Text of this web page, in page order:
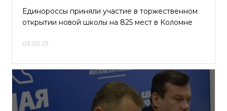
Единороссы приняли участие в торжественном
открытии новой школы на 825 мест в Коломне
03.03.23